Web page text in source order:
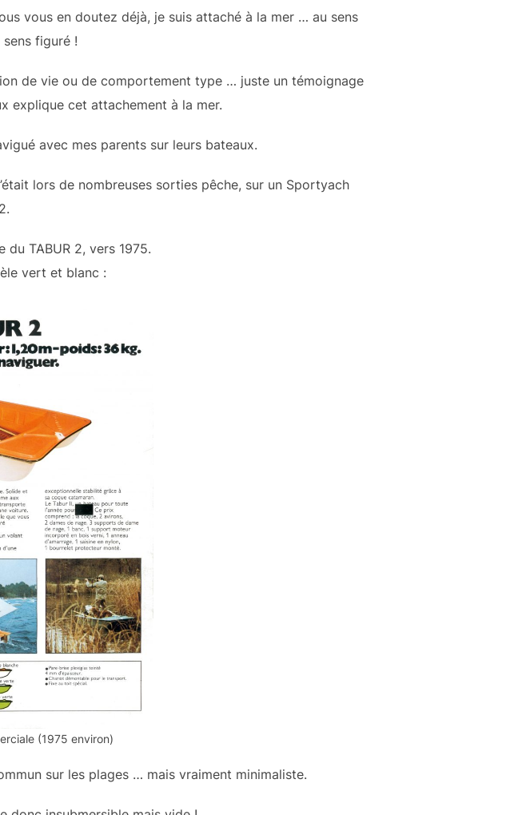
vous en doutez déjà, je suis attaché à la mer … au sens
figuré !
de vie ou de comportement type … juste un témoignage
explique cet attachement à la mer.
avec mes parents sur leurs bateaux.
lors de nombreuses sorties pêche, sur un Sportyach
TABUR 2, vers 1975.
vert et blanc :
(1975 environ)
sur les plages … mais vraiment minimaliste.